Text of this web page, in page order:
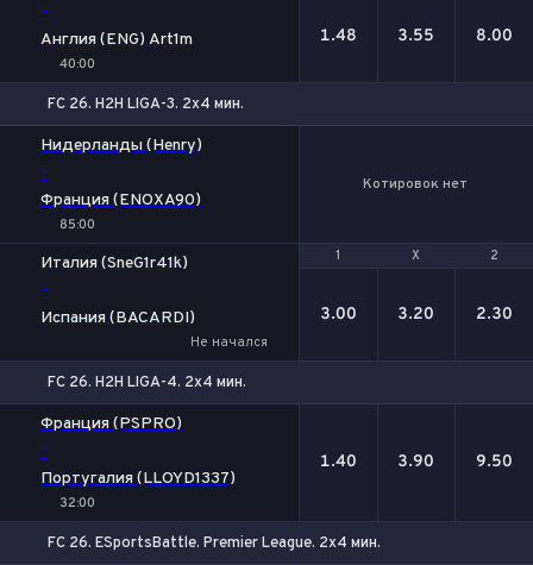
-
Англия (ENG) Art1m
40:00
1.48 3.55 8.00
FC 26. H2H LIGA-3. 2x4 мин.
Нидерланды (Henry)
-
Франция (ENOXA90)
85:00
Котировок нет
1 Х 2
Италия (SneG1r41k)
-
Испания (BACARDI)
Не начался
1 Х 2
3.00 3.20 2.30
FC 26. H2H LIGA-4. 2x4 мин.
Франция (PSPRO)
-
Португалия (LLOYD1337)
32:00
1.40 3.90 9.50
FC 26. ESportsBattle. Premier League. 2x4 мин.